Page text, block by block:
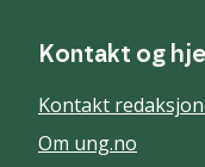
Kontakt og
Kontakt
Om ung.no